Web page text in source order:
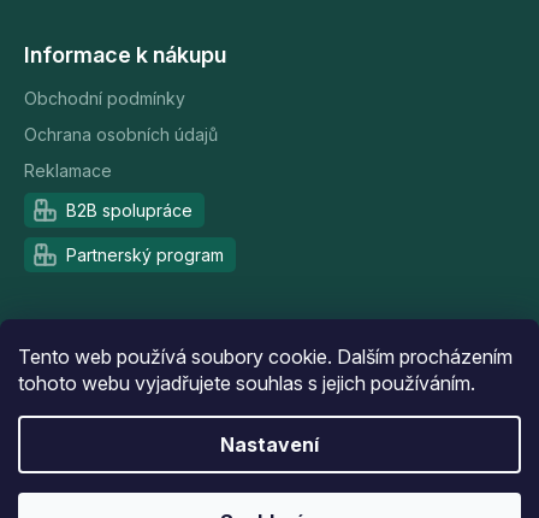
Tento web používá soubory cookie. Dalším procházením
tohoto webu vyjadřujete souhlas s jejich používáním.
Nastavení
Informace k nákupu
Obchodní podmínky
Ochrana osobních údajů
Reklamace
B2B spolupráce
Partnerský program